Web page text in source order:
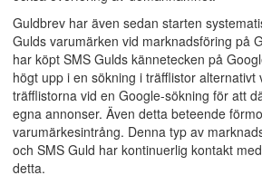
Guldbrev har även sedan starten
Gulds varumärken vid marknadsföring på
har köpt SMS Gulds kännetecken på
högt upp i en sökning i träfflistor alternativt
träfflistorna vid en Google-sökning för att
egna annonser. Även detta beteende
varumärkesintrång. Denna typ av
och SMS Guld har kontinuerlig kontakt
detta.